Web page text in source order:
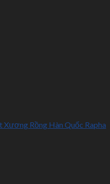
Rồng Hàn Quốc Rapha